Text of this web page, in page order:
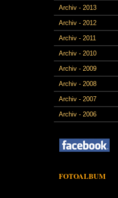
Archiv - 2013
Archiv - 2012
Archiv - 2011
Archiv - 2010
Archiv - 2009
Archiv - 2008
Archiv - 2007
Archiv - 2006
FOTOALBUM